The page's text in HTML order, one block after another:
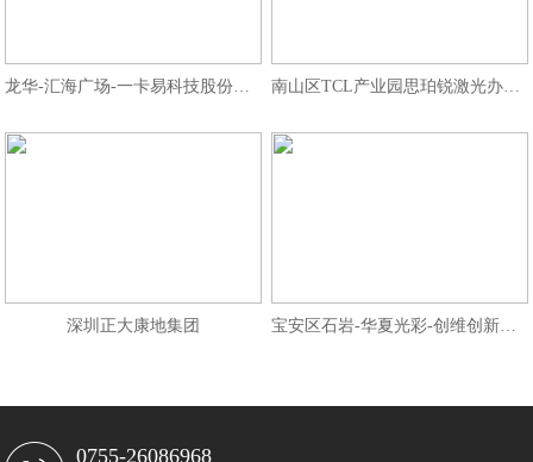
深圳正大康地集团
0755-26086968